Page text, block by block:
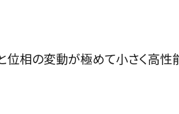
相の変動が極めて小さく高性